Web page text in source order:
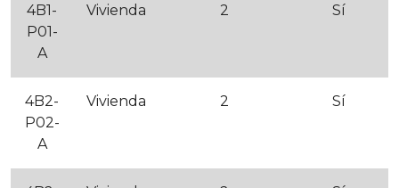
4B1-
P01-
A
Vivienda 2 Sí
4B2-
P02-
A
Vivienda 2 Sí